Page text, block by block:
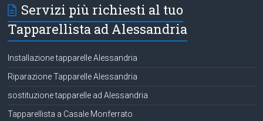
Servizi più richiesti al tuo
Tapparellista ad Alessandria
Installazione tapparelle Alessandria
Riparazione Tapparelle Alessandria
sostituzione tapparelle ad Alessandria
Tapparellista a Casale Monferrato